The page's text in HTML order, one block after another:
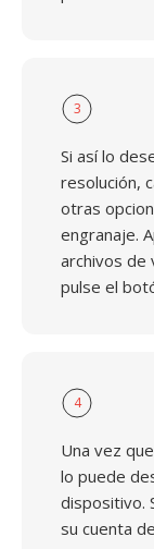
3
Si así lo
resolución,
otras
engranaje.
archivos de
pulse el
4
Una vez
lo puede
dispositivo.
su cuenta